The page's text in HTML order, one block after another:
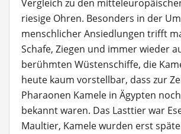
Vergleich zu den
riesige Ohren. Besonders in der
menschlicher Ansiedlungen trifft
Schafe, Ziegen und immer wieder
berühmten Wüstenschiffe, die
heute kaum vorstellbar, dass zur
Pharaonen Kamele in Ägypten
bekannt waren. Das Lasttier war
Maultier, Kamele wurden erst